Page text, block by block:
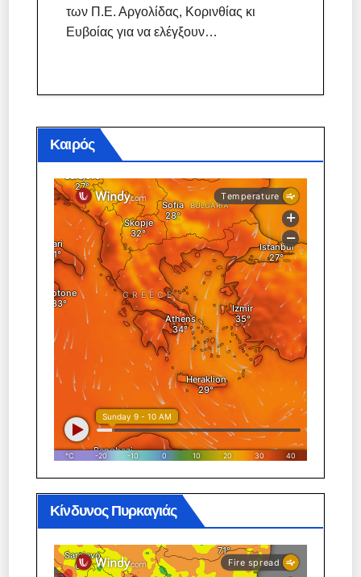
των Π.Ε. Αργολίδας, Κορινθίας κι
Ευβοίας για να ελέγξουν…
Καιρός
Κίνδυνος Πυρκαγιάς